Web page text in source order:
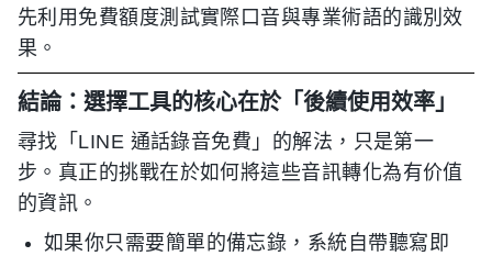
先利用免費額度測試實際口音與專業術語的識別效
果。
結論：選擇工具的核心在於「後續使用效率」
尋找「LINE 通話錄音免費」的解法，只是第一
步。真正的挑戰在於如何將這些音訊轉化為有价值
的資訊。
如果你只需要簡單的備忘錄，系統自帶聽寫即